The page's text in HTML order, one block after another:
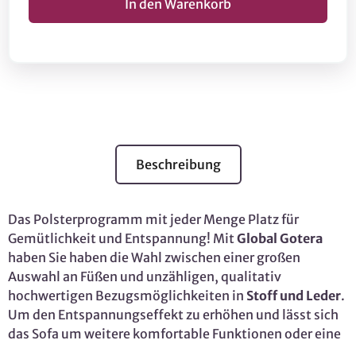
Beschreibung
Das Polsterprogramm mit jeder Menge Platz für
Gemütlichkeit und Entspannung! MitGlobal Gotera
haben Sie haben die Wahl zwischen einer großen
Auswahl an Füßen und unzähligen, qualitativ
hochwertigen Bezugsmöglichkeiten in Stoff und Leder.
Um den Entspannungseffekt zu erhöhen und lässt sich
das Sofa um weitere komfortable Funktionen oder eine